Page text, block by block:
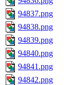
94837.png
94838.png
94839.png
94840.png
94841.png
94842.png